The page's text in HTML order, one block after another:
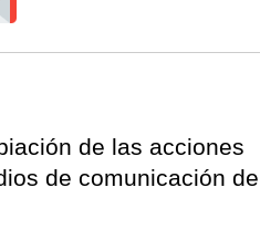
de las acciones
de comunicación de